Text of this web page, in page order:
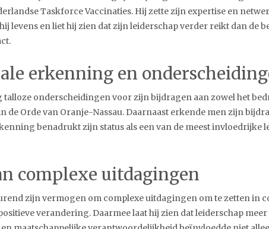
Taskforce Vaccinaties. Hij zette zijn expertise en
levens en liet hij zien dat zijn leiderschap verder reikt dan de
erkenning en
talloze onderscheidingen voor zijn bijdragen aan zowel het
de Orde van Oranje-Nassau. Daarnaast erkende men zijn
benadrukt zijn status als een van de meest invloedrijke
complexe uitdagingen
zijn vermogen om complexe uitdagingen om te zetten in
verandering. Daarmee laat hij zien dat leiderschap